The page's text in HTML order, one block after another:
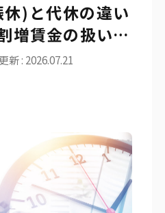
)と代休の違い
増賃金の扱いを
解説
新 : 2026.07.21